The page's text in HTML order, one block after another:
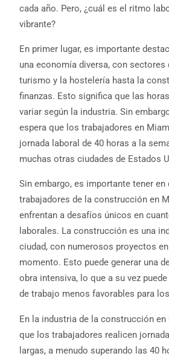
cada año. Pero, ¿cuál es el ritmo
vibrante?
En primer lugar, es importante
una economía diversa, con sectores
turismo y la hostelería hasta la
finanzas. Esto significa que las
variar según la industria. Sin
espera que los trabajadores en
jornada laboral de 40 horas a la
muchas otras ciudades de Estados
Sin embargo, es importante tener en
trabajadores de la construcción en
enfrentan a desafíos únicos en
laborales. La construcción es una
ciudad, con numerosos proyectos
momento. Esto puede generar una
obra intensiva, lo que a su vez
de trabajo menos favorables para
En la industria de la construcción
que los trabajadores realicen
largas, a menudo superando las 40